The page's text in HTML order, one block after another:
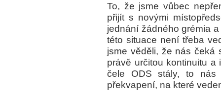
To, že jsme vůbec
přijít s novými
jednání žádného grémia
této situace není třeba
jsme věděli, že nás čeká
právě určitou kontinuitu
čele ODS stály, to nás
překvapení, na které